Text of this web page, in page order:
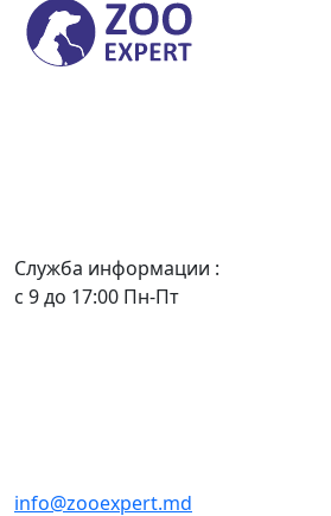
Служба информации :
с 9 до 17:00 Пн-Пт
info@zooexpert.md